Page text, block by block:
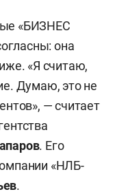
«БИЗНЕС
она
«Я считаю,
Думаю, это не
— считает
. Его
«НЛБ-
.